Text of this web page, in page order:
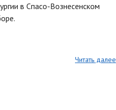
в Спасо-Вознесенском
Читать далее